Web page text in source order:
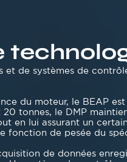
et de systèmes de
du moteur, le BEAP
tonnes, le DMP
en lui assurant un
fonction de pesée du
de données